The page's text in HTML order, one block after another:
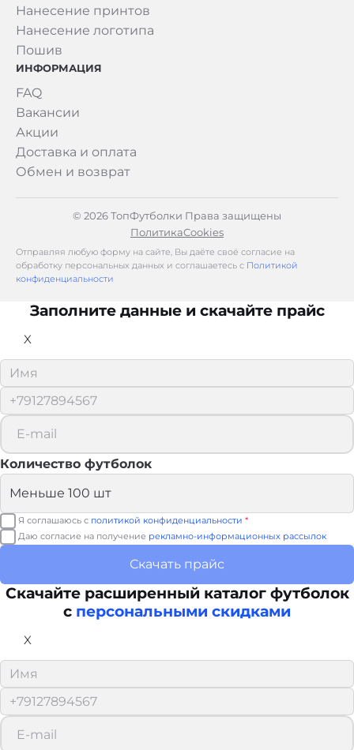
Нанесение принтов
Нанесение логотипа
Пошив
ИНФОРМАЦИЯ
FAQ
Вакансии
Акции
Доставка и оплата
Обмен и возврат
© 2026 ТопФутболки Права защищены
ПолитикаCookies
Отправляя любую форму на сайте, Вы даёте своё согласие на
обработку персональных данных и соглашаетесь с Политикой
конфиденциальности
Заполните данные и скачайте прайс
X
Количество футболок
Я соглашаюсь с политикой конфиденциальности *
Даю согласие на получение рекламно-информационных рассылок
Скачать прайс
Скачайте расширенный каталог футболок
с персональными скидками
X